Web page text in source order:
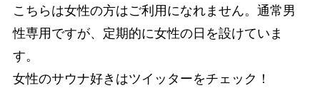
こちらは女性の方はご利用になれません。 通常男
性専用ですが、定期的に女性の日を設けていま
す。
女性のサウナ好きはツイッターをチェック！